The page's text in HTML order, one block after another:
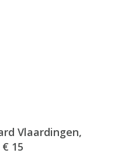
Vlaardingen,
15